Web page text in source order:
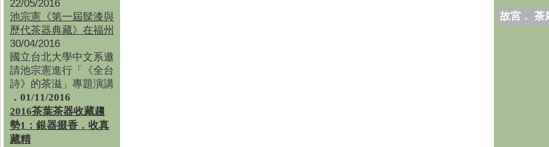
22/05/2016
池宗憲《第一屆髹漆與
歷代茶器典藏》在福州
30/04/2016
國立台北大學中文系邀
請池宗憲進行「《全台
詩》的茶滋」專題演講
．01/11/2016
2016茶葉茶器收藏趨
勢1：銀器掇香．收真
藏精
故宮． 茶